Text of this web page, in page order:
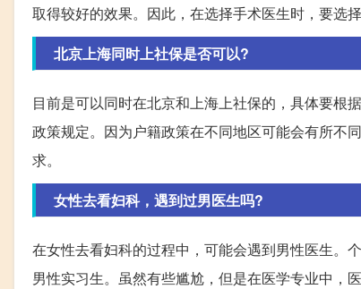
取得较好的效果。因此，在选择手术医生时，要选
北京上海同时上社保是否可以?
目前是可以同时在北京和上海上社保的，具体要根
政策规定。因为户籍政策在不同地区可能会有所不
求。
女性去看妇科，遇到过男医生吗?
在女性去看妇科的过程中，可能会遇到男性医生。
男性实习生。虽然有些尴尬，但是在医学专业中，